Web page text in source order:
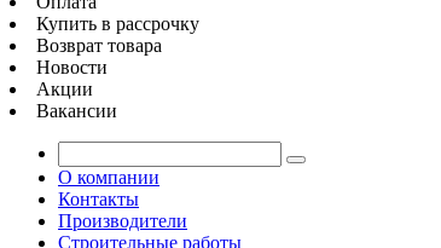
Купить в рассрочку
Возврат товара
Новости
Акции
Вакансии
О компании
Контакты
Производители
Строительные работы